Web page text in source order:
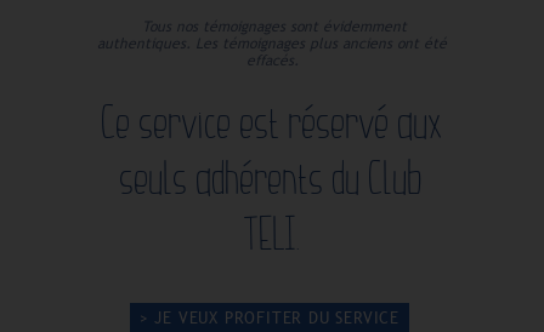
Tous nos témoignages sont évidemment
authentiques. Les témoignages plus anciens ont été
effacés.
Ce service est réservé aux
seuls adhérents du Club
TELI.
> JE VEUX PROFITER DU SERVICE